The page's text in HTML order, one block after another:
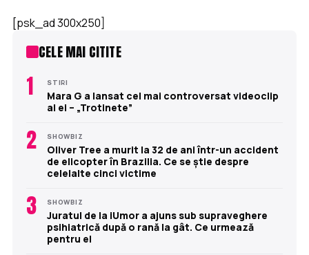
[psk_ad 300x250]
CELE MAI CITITE
1 STIRI
Mara G a lansat cel mai controversat videoclip
al ei – „Trotinete”
2 SHOWBIZ
Oliver Tree a murit la 32 de ani într-un accident
de elicopter în Brazilia. Ce se știe despre
celelalte cinci victime
3 SHOWBIZ
Juratul de la iUmor a ajuns sub supraveghere
psihiatrică după o rană la gât. Ce urmează
pentru el